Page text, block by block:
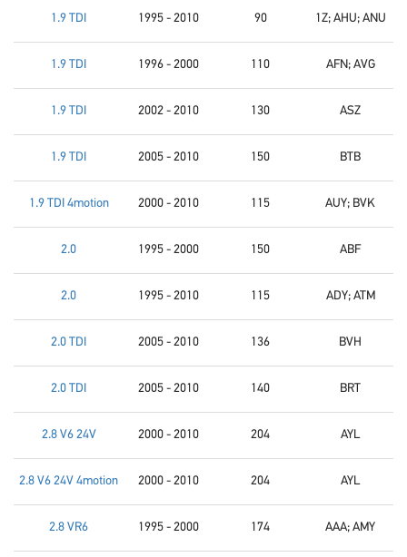
1.9 TDI 1995 - 2010 90 1Z; AHU; ANU
1.9 TDI 1996 - 2000 110 AFN; AVG
1.9 TDI 2002 - 2010 130 ASZ
1.9 TDI 2005 - 2010 150 BTB
1.9 TDI 4motion 2000 - 2010 115 AUY; BVK
2.0 1995 - 2000 150 ABF
2.0 1995 - 2010 115 ADY; ATM
2.0 TDI 2005 - 2010 136 BVH
2.0 TDI 2005 - 2010 140 BRT
2.8 V6 24V 2000 - 2010 204 AYL
2.8 V6 24V 4motion 2000 - 2010 204 AYL
2.8 VR6 1995 - 2000 174 AAA; AMY